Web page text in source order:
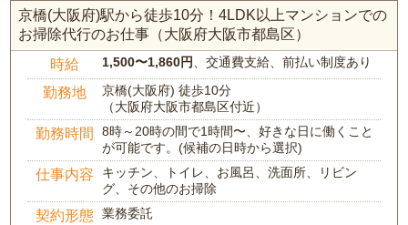
京橋(大阪府)駅から徒歩10分！4LDK以上マンションでの
お掃除代行のお仕事（大阪府大阪市都島区）
時給 1,500〜1,860円、交通費支給、前払い制度あり
勤務地
京橋(大阪府) 徒歩10分
（大阪府大阪市都島区付近）
勤務時間
8時～20時の間で1時間〜、好きな日に働くこと
が可能です。(候補の日時から選択)
仕事内容
キッチン、トイレ、お風呂、洗面所、リビン
グ、その他のお掃除
契約形態 業務委託